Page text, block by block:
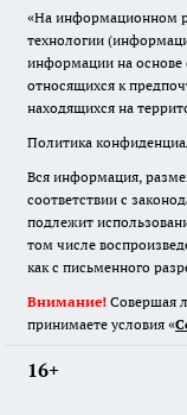
«На информационном
технологии
информации на основе
относящихся к
находящихся на
Политика
Вся информация,
соответствии с
подлежит
том числе
как с письменного
Внимание! Совершая
принимаете условия «
16+